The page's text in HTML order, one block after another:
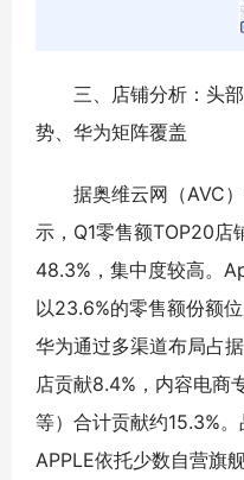
三、店铺分析：头
势、华为矩阵覆盖
据奥维云网（AVC
示，Q1零售额TOP20店
48.3%，集中度较高。
以23.6%的零售额份额
华为通过多渠道布局占
店贡献8.4%，内容电商
等）合计贡献约15.3%
APPLE依托少数自营旗